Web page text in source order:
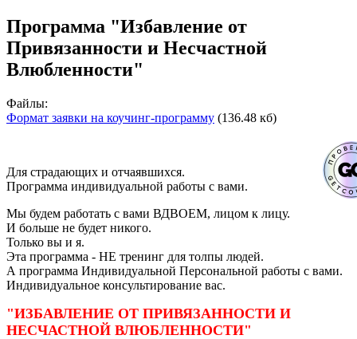
Программа "Избавление от
Привязанности и Несчастной
Влюбленности"
Файлы:
Формат заявки на коучинг-программу (136.48 кб)
Для страдающих и отчаявшихся.
Программа индивидуальной работы с вами.
Мы будем работать с вами ВДВОЕМ, лицом к лицу.
И больше не будет никого.
Только вы и я.
Эта программа - НЕ тренинг для толпы людей.
А программа Индивидуальной Персональной работы с вами.
Индивидуальное консультирование вас.
"ИЗБАВЛЕНИЕ ОТ ПРИВЯЗАННОСТИ И
НЕСЧАСТНОЙ ВЛЮБЛЕННОСТИ"